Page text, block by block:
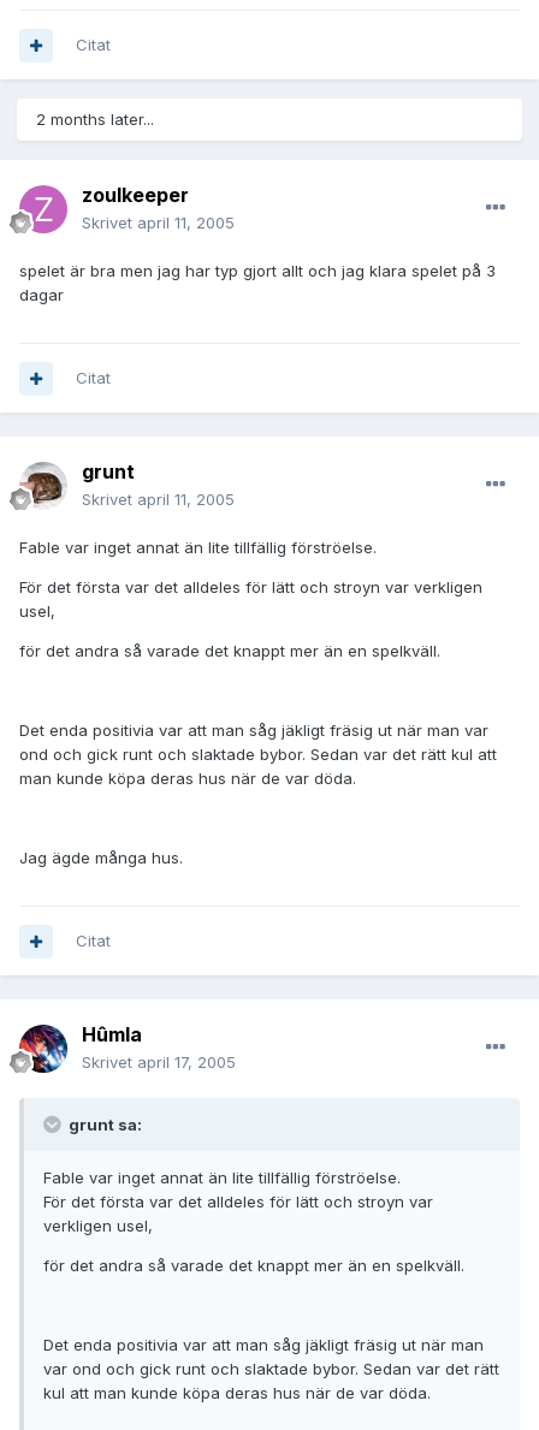
Citat
2 months later...
zoulkeeper
Skrivet april 11, 2005
spelet är bra men jag har typ gjort allt och jag klara spelet på 3
dagar
Citat
grunt
Skrivet april 11, 2005
Fable var inget annat än lite tillfällig förströelse.
För det första var det alldeles för lätt och stroyn var verkligen
usel,
för det andra så varade det knappt mer än en spelkväll.
Det enda positivia var att man såg jäkligt fräsig ut när man var
ond och gick runt och slaktade bybor. Sedan var det rätt kul att
man kunde köpa deras hus när de var döda.
Jag ägde många hus.
Citat
Hûmla
Skrivet april 17, 2005
grunt sa:
Fable var inget annat än lite tillfällig förströelse.
För det första var det alldeles för lätt och stroyn var
verkligen usel,
för det andra så varade det knappt mer än en spelkväll.
Det enda positivia var att man såg jäkligt fräsig ut när man
var ond och gick runt och slaktade bybor. Sedan var det rätt
kul att man kunde köpa deras hus när de var döda.